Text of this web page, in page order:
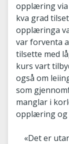
opplæring via
kva grad
opplæringa
var forventa
tilsette med
kurs vart
også om
som
manglar i
opplæring og
«Det er